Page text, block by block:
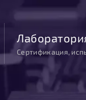
Сертификация,